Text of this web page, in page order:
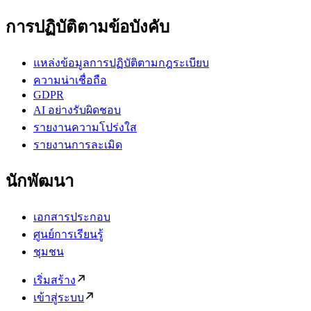
การปฏิบัติตามข้อบังคับ
แหล่งข้อมูลการปฏิบัติตามกฎระเบียบ
ความน่าเชื่อถือ
GDPR
AI อย่างรับผิดชอบ
รายงานความโปร่งใส
รายงานการละเมิด
นักพัฒนา
เอกสารประกอบ
ศูนย์การเรียนรู้
ชุมชน
เริ่มสร้าง
เข้าสู่ระบบ